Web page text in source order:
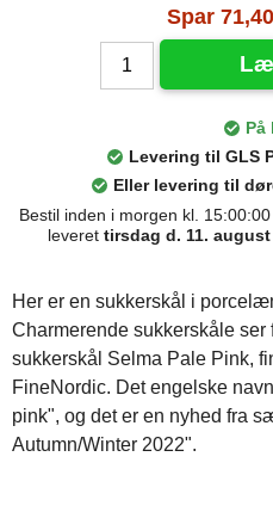
Spar
På
Levering til GLS
Eller levering til
Bestil inden i morgen kl.
leveret tirsdag d. 11.
Her er en sukkerskål i
Charmerende sukkerskåle ser
sukkerskål Selma Pale Pink,
FineNordic. Det engelske
pink", og det er en nyhed fra
Autumn/Winter 2022".